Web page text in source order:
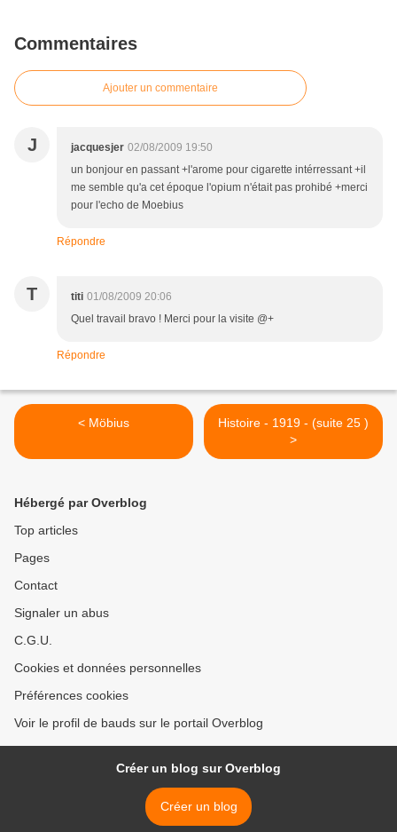
Commentaires
Ajouter un commentaire
J jacquesjer 02/08/2009 19:50
un bonjour en passant +l'arome pour cigarette intérressant +il
me semble qu'a cet époque l'opium n'était pas prohibé +merci
pour l'echo de Moebius
Répondre
T titi 01/08/2009 20:06
Quel travail bravo ! Merci pour la visite @+
Répondre
< Möbius
Histoire - 1919 - (suite 25 )
>
Hébergé par Overblog
Top articles
Pages
Contact
Signaler un abus
C.G.U.
Cookies et données personnelles
Préférences cookies
Voir le profil de bauds sur le portail Overblog
Créer un blog sur Overblog
Créer un blog